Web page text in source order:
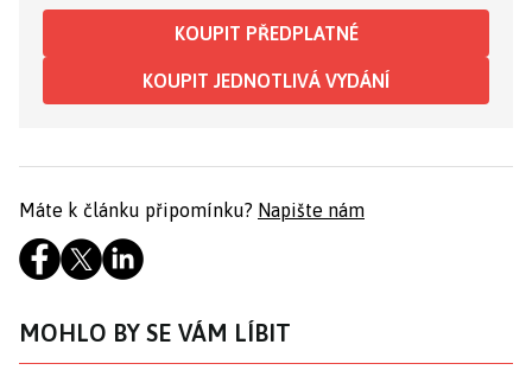
KOUPIT PŘEDPLATNÉ
KOUPIT JEDNOTLIVÁ VYDÁNÍ
Máte k článku připomínku? Napište nám
MOHLO BY SE VÁM LÍBIT